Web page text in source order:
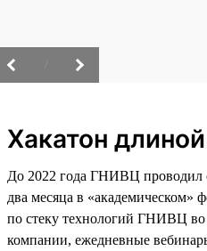
Хакатон
До 2022 года ГНИВЦ проводил
два месяца в «академическом»
по стеку технологий ГНИВЦ во
компании, ежедневные